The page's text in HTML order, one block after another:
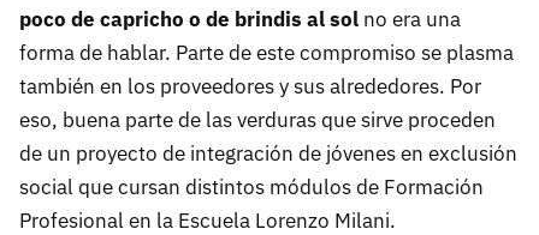
poco de capricho o de brindis al sol no era una
forma de hablar. Parte de este compromiso se plasma
también en los proveedores y sus alrededores. Por
eso, buena parte de las verduras que sirve proceden
de un proyecto de integración de jóvenes en exclusión
social que cursan distintos módulos de Formación
Profesional en la Escuela Lorenzo Milani.